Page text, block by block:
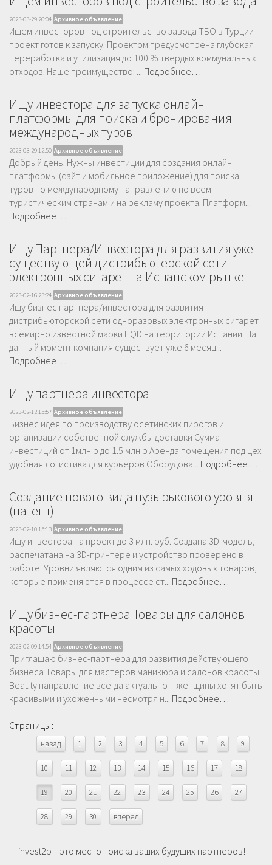
2023-03-29 20:04 Архивное объявление
Ищем инвесторов под строительство завода ТБО в Турции
проект готов к запуску. Проектом предусмотрена глубокая
переработка и утилизация до 100 % твёрдых коммунальных
отходов. Наше преимущество: ... Подробнее…
Ищу инвестора для запуска онлайн
платформы для поиска и бронирования
международных туров
2023-03-29 12:50 Архивное объявление
Добрый день. Нужны инвестиции для создания онлайн
платформы (сайт и мобильное приложение) для поиска
туров по международному направлению по всем
туристическим странам и на рекламу проекта. Платформ...
Подробнее…
Ищу Партнера/Инвестора для развития уже
существующей дистрибьютерской сети
электронных сигарет на Испанском рынке
2023-02-16 23:24 Архивное объявление
Ищу бизнес партнера/инвестора для развития
дистрибьюторской сети одноразовых электронных сигарет
всемирно известной марки HQD на территории Испании. На
данный момент компания существует уже 6 месяц...
Подробнее…
Ищу партнера инвестора
2023-02-12 15:57 Архивное объявление
Бизнес идея по производству осетинских пирогов и
организации собственной службы доставки Сумма
инвестиций от 1млн р до 1.5 млн р Аренда помещения под цех
удобная логистика для курьеров Оборудова... Подробнее…
Создание нового вида пузырькового уровня
(патент)
2023-02-10 15:13 Архивное объявление
Ищу инвестора на проект до 3 млн. руб. Создана 3D-модель,
распечатана на 3D-принтере и устройство проверено в
работе. Уровни являются одним из самых ходовых товаров,
которые применяются в процессе ст... Подробнее…
Ищу бизнес-партнера Товары для салонов
красоты
2023-02-09 14:54 Архивное объявление
Приглашаю бизнес-партнера для развития действующего
бизнеса Товары для мастеров маникюра и салонов красоты.
Beauty направление всегда актуально – женщины хотят быть
красивыми и ухоженными несмотря н... Подробнее…
Страницы:
назад 1 2 3 4 5 6 7 8 9
10 11 12 13 14 15 16 17 18
19 20 21 22 23 24 25 26 27
28 29 30 вперед
invest2b – это место поиска ваших будущих партнеров!